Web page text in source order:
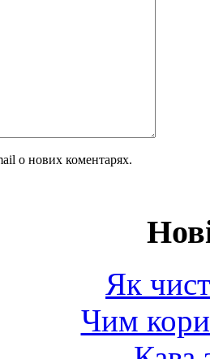
о нових коментарях.
Як
Чим